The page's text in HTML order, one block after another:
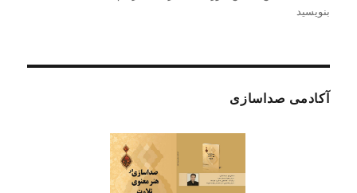
در
بنویسید
آکادمی صداسازی